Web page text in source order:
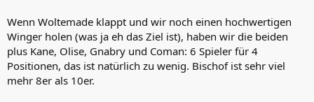
Wenn Woltemade klappt und wir noch einen hochwertigen
Winger holen (was ja eh das Ziel ist), haben wir die beiden
plus Kane, Olise, Gnabry und Coman: 6 Spieler für 4
Positionen, das ist natürlich zu wenig. Bischof ist sehr viel
mehr 8er als 10er.